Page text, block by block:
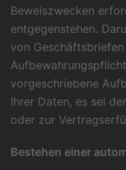
Beweiszwecken
entgegenstehen.
von
vorgeschriebene
Ihrer Daten, es sei
oder zur
Bestehen einer